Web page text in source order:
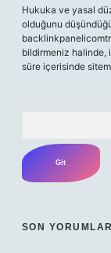
Hukuka ve yasal
olduğunu
bildirmeniz halinde,
süre içerisinde
SON YORUMLAR